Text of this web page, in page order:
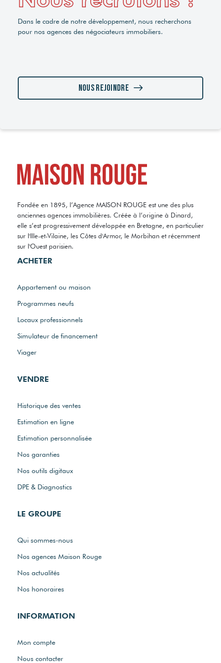
Dans le cadre de notre développement, nous recherchons
pour nos agences des négociateurs immobiliers.
Nous rejoindre
Fondée en 1895, l’Agence MAISON ROUGE est une des plus
anciennes agences immobilières. Créée à l’origine à Dinard,
elle s’est progressivement développée en Bretagne, en particulier
sur l'Ille-et-Vilaine, les Côtes d'Armor, le Morbihan et récemment
sur l'Ouest parisien.
ACHETER
Appartement ou maison
Programmes neufs
Locaux professionnels
Simulateur de financement
Viager
VENDRE
Historique des ventes
Estimation en ligne
Estimation personnalisée
Nos garanties
Nos outils digitaux
DPE & Diagnostics
LE GROUPE
Qui sommes-nous
Nos agences Maison Rouge
Nos actualités
Nos honoraires
INFORMATION
Mon compte
Nous contacter